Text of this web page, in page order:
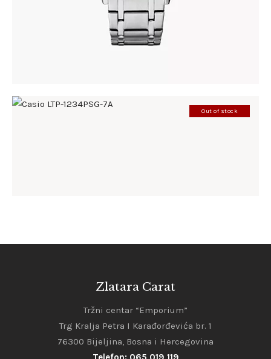
Out of stock
Zlatara Carat
Tržni centar “Emporium”
Trg Kralja Petra I Karađorđevića br. 1
76300 Bijeljina, Bosna i Hercegovina